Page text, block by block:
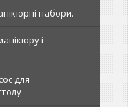
набори.
і
для